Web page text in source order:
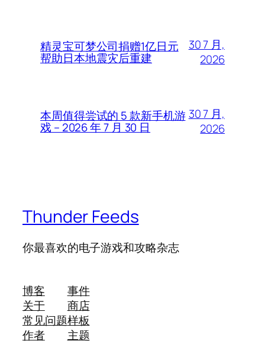
精灵宝可梦公司捐赠1亿日元
帮助日本地震灾后重建
30 7 月,
2026
本周值得尝试的 5 款新手机游
戏 – 2026 年 7 月 30 日
30 7 月,
2026
Thunder Feeds
你最喜欢的电子游戏和攻略杂志
博客
关于
常见问题
作者
事件
商店
样板
主题